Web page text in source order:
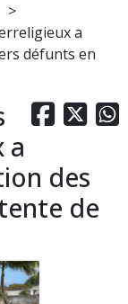
a
défunts en
  
a
des
de